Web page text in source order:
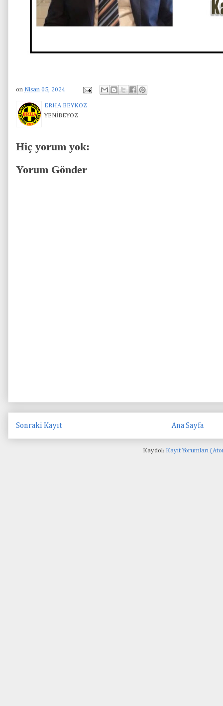
on Nisan 05, 2024
ERHA BEYKOZ
YENİBEYOZ
Hiç yorum yok:
Yorum Gönder
Sonraki Kayıt Ana Sayfa
Kaydol: Kayıt Yorumları